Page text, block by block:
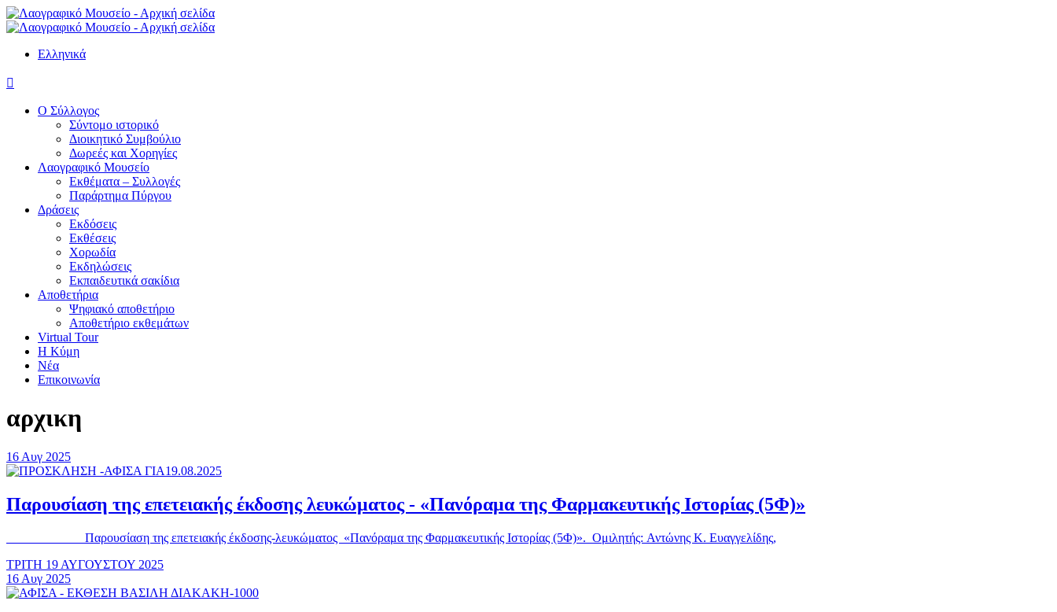
Ελληνικά

Ο Σύλλογος
Σύντομο ιστορικό
Διοικητικό Συμβούλιο
Δωρεές και Χορηγίες
Λαογραφικό Μουσείο
Εκθέματα – Συλλογές
Παράρτημα Πύργου
Δράσεις
Εκδόσεις
Εκθέσεις
Χορωδία
Εκδηλώσεις
Εκπαιδευτικά σακίδια
Αποθετήρια
Ψηφιακό αποθετήριο
Αποθετήριο εκθεμάτων
Virtual Tour
Η Κύμη
Νέα
Επικοινωνία
αρχικη
16 Αυγ 2025
Παρουσίαση της επετειακής έκδοσης λευκώματος - «Πανόραμα της Φαρμακευτικής Ιστορίας (5Φ)»
Παρουσίαση της επετειακής έκδοσης-λευκώματος «Πανόραμα της Φαρμακευτικής Ιστορίας (5Φ)». Ομιλητής: Αντώνης Κ. Ευαγγελίδης,
ΤΡΙΤΗ 19 ΑΥΓΟΥΣΤΟΥ 2025
16 Αυγ 2025